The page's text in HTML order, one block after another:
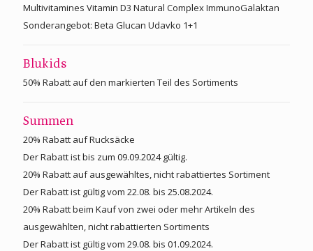
Multivitamines Vitamin D3 Natural Complex ImmunoGalaktan
Sonderangebot: Beta Glucan Udavko 1+1
Blukids
50% Rabatt auf den markierten Teil des Sortiments
Summen
20% Rabatt auf Rucksäcke
Der Rabatt ist bis zum 09.09.2024 gültig.
20% Rabatt auf ausgewähltes, nicht rabattiertes Sortiment
Der Rabatt ist gültig vom 22.08. bis 25.08.2024.
20% Rabatt beim Kauf von zwei oder mehr Artikeln des
ausgewählten, nicht rabattierten Sortiments
Der Rabatt ist gültig vom 29.08. bis 01.09.2024.